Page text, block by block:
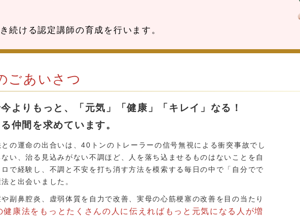
続ける認定講師の育成を行います。
ごあいさつ
今よりもっと、「元気」「健康」「キレイ」なる！
仲間を求めています。
の運命の出合いは、40トンのトレーラーの信号無視による衝突事故でし
い、治る見込みがない不調ほど、人を落ち込ませるものはないことを自
で経験し、不調と不安を打ち消す方法を模索する毎日の中で「自分でで
と出会いました。
副鼻腔炎、虚弱体質を自力で改善、実母の心筋梗塞の改善を目の当たり
健康法をもっとたくさんの人に伝えればもっと元気になる人が増